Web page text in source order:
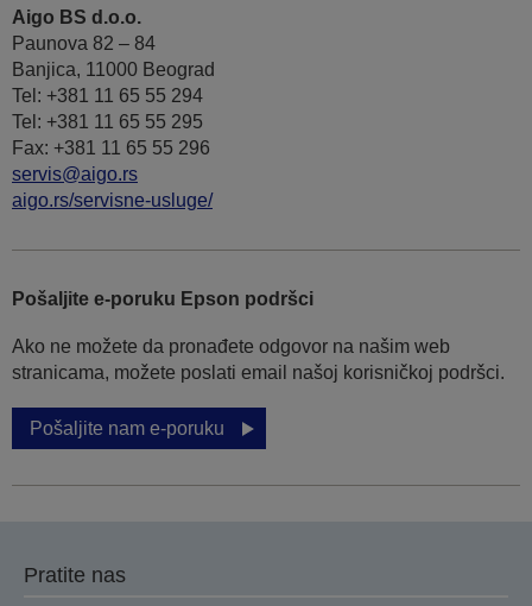
Aigo BS d.o.o.
Paunova 82 – 84
Banjica, 11000 Beograd
Tel: +381 11 65 55 294
Tel: +381 11 65 55 295
Fax: +381 11 65 55 296
servis@aigo.rs
aigo.rs/servisne-usluge/
Pošaljite e-poruku Epson podršci
Ako ne možete da pronađete odgovor na našim web
stranicama, možete poslati email našoj korisničkoj podršci.
Pošaljite nam e-poruku
Pratite nas